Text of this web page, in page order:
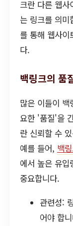
크란 다른 웹사
는 링크를 의미
를 통해 웹사이
다.
백링크의 품
많은 이들이
요한 '품질'을
란 신뢰할 수
예를 들어, 백
에서 높은 유입
중요합니다.
관련성:
어야 합